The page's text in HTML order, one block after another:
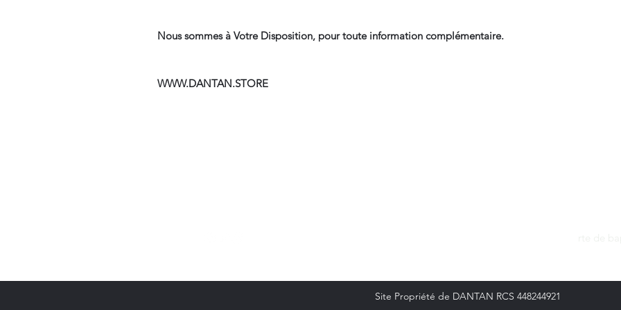
Nous sommes à Votre Disposition, pour toute information complémentaire.
WWW.DANTAN.STORE
Site Propriété de DANTAN RCS 448244921